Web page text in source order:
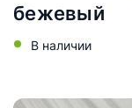
бежевый
В наличии